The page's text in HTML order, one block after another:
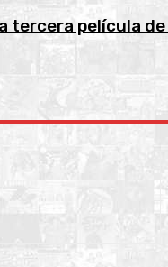
tercera película de